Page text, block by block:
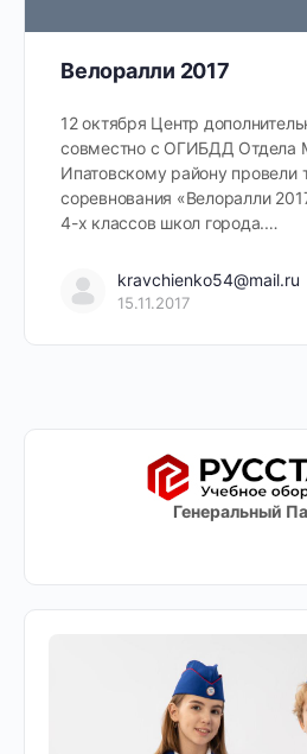
Велоралли 2017
12 октября Центр
совместно с ОГИБДД Отдела
Ипатовскому району провели
соревнования «Велоралли
4-х классов школ города.…
kravchienko54@mail.ru
15.11.2017
Генеральный